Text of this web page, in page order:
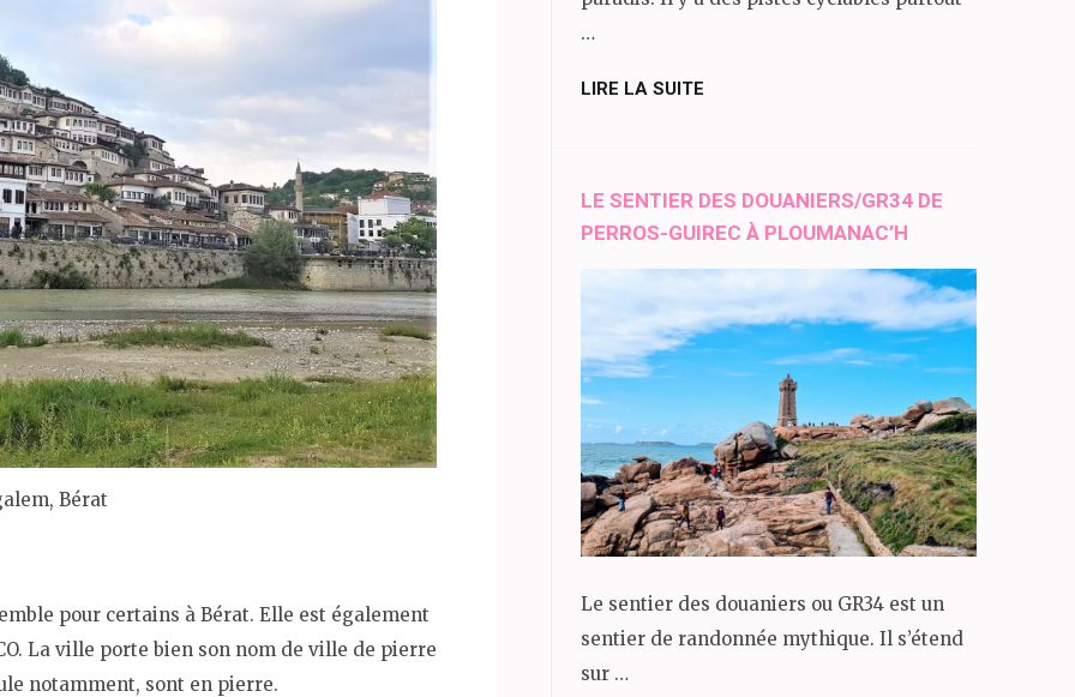
Bérat
pour certains à Bérat. Elle est également
La ville porte bien son nom de ville de pierre
notamment, sont en pierre.
…
LIRE LA SUITE
LE SENTIER DES DOUANIERS/GR34 DE
PERROS-GUIREC À PLOUMANAC’H
Le sentier des douaniers ou GR34 est un
sentier de randonnée mythique. Il s’étend
sur …